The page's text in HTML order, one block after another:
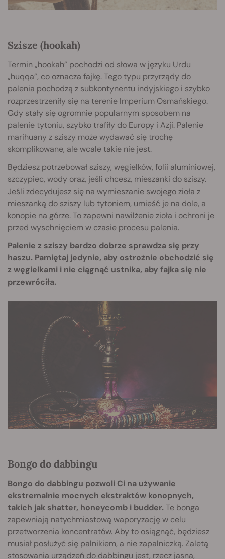
Szisze (hookah)
Termin „hookah” pochodzi od słowa w języku Urdu
„huqqa”, co oznacza fajkę. Tego typu przyrządy do
palenia pochodzą z subkontynentu indyjskiego i szybko
rozprzestrzeniły się na terenie Imperium Osmańskiego.
Gdy stały się ogromnie popularnym sposobem na
palenie tytoniu, szybko trafiły do Europy i Azji. Palenie
marihuany z sziszy może wydawać się trochę
skomplikowane, ale wcale takie nie jest.
Będziesz potrzebował sziszy, węgielków, folii aluminiowej,
szczypiec, wody oraz, jeśli chcesz, mieszanki do sziszy.
Jeśli zdecydujesz się na wymieszanie swojego zioła z
mieszanką do sziszy lub tytoniem, umieść je na dole, a
konopie na górze. To zapewni nawilżenie zioła i ochroni je
przed wyschnięciem w czasie procesu palenia.
Palenie z sziszy bardzo dobrze sprawdza się przy
haszu. Pamiętaj jedynie, aby ostrożnie obchodzić się
z węgielkami i nie ciągnąć ustnika, aby fajka się nie
przewróciła.
Bongo do dabbingu
Bongo do dabbingu pozwoli Ci na używanie
ekstremalnie mocnych ekstraktów konopnych,
takich jak shatter, honeycomb i budder. Te bonga
zapewniają natychmiastową waporyzację w celu
przetworzenia koncentratów. Aby to osiągnąć, będziesz
musiał posłużyć się palnikiem, a nie zapalniczką. Zaletą
stosowania urządzeń do dabbingu jest, rzecz jasna,